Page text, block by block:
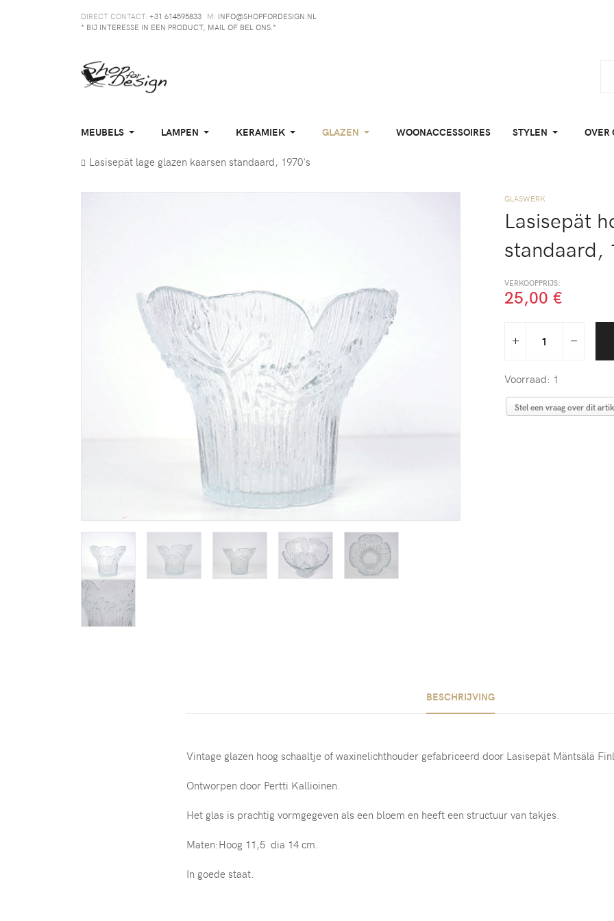
DIRECT CONTACT: +31 614595833 M: INFO@SHOPFORDESIGN.NL
* BIJ INTERESSE IN EEN PRODUCT, MAIL OF BEL ONS.*
MEUBELS LAMPEN KERAMIEK GLAZEN WOONACCESSOIRES STYLEN OVER
Lasisepät lage glazen kaarsen standaard, 1970's
GLASWERK
Lasisepät
standaard,
VERKOOPPRIJS:
25,00 €
Voorraad: 1
Stel een vraag over dit
BESCHRIJVING
Vintage glazen hoog schaaltje of waxinelichthouder gefabriceerd door Lasisepät Mäntsälä
Ontworpen door Pertti Kallioinen.
Het glas is prachtig vormgegeven als een bloem en heeft een structuur van takjes.
Maten:Hoog 11,5 dia 14 cm.
In goede staat.